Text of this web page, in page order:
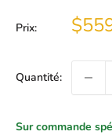
Prix: Prix
Quantité:
Sur commande